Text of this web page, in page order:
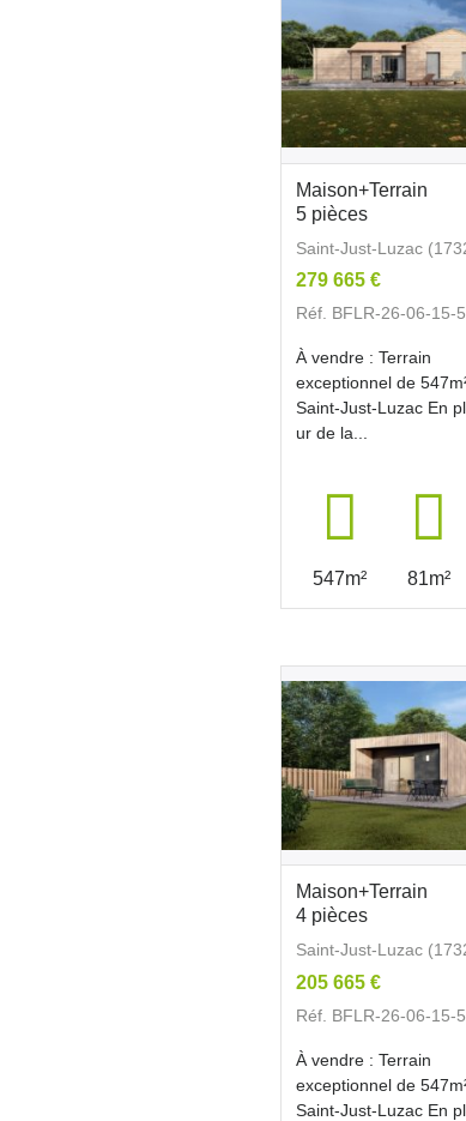
Maison+Terrain
5 pièces
Saint-Just-Luzac
279 665 €
Réf. BFLR-26-06-15-
À vendre : Terrain
exceptionnel de
Saint-Just-Luzac En
ur de la...
547m² 81m²
Maison+Terrain
4 pièces
Saint-Just-Luzac
205 665 €
Réf. BFLR-26-06-15-
À vendre : Terrain
exceptionnel de
Saint-Just-Luzac En